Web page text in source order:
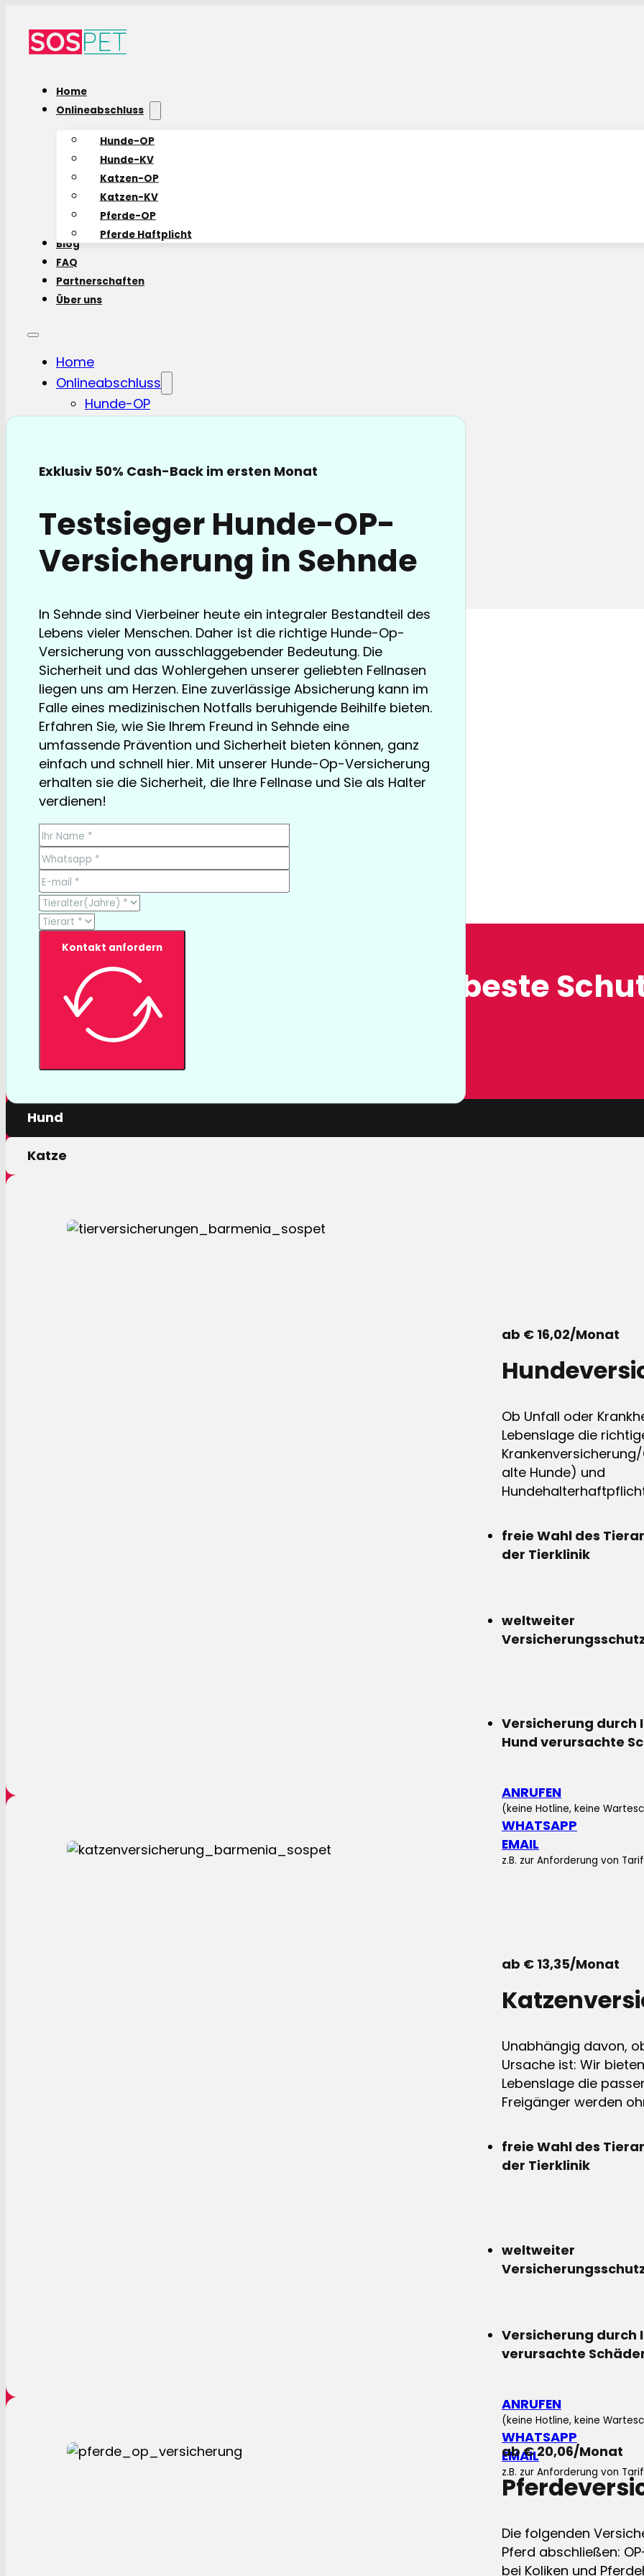
Home
Onlineabschluss
Hunde-OP
Hunde-KV
Katzen-OP
Katzen-KV
Pferde-OP
Pferde Haftplicht
Blog
FAQ
Partnerschaften
Über uns
Home
Onlineabschluss
Hunde-OP
Pferde-OP
Blog
FAQ
Partnerschaften
Über uns
Exklusiv 50% Cash-Back im ersten Monat
Testsieger Hunde-OP-
Versicherung in Sehnde
In Sehnde sind Vierbeiner heute ein integraler Bestandteil des
Lebens vieler Menschen. Daher ist die richtige Hunde-Op-
Versicherung von ausschlaggebender Bedeutung. Die
Sicherheit und das Wohlergehen unserer geliebten Fellnasen
liegen uns am Herzen. Eine zuverlässige Absicherung kann im
Falle eines medizinischen Notfalls beruhigende Beihilfe bieten.
Erfahren Sie, wie Sie Ihrem Freund in Sehnde eine
umfassende Prävention und Sicherheit bieten können, ganz
einfach und schnell hier. Mit unserer Hunde-Op-Versicherung
erhalten sie die Sicherheit, die Ihre Fellnase und Sie als Halter
verdienen!
Kontakt anfordern
TESTSIEGER bereits ab € 13,35/Monat
Tierversicherung, der beste
Mit einer Tierversicherung der Barmenia profitieren sie nicht
persönlichen Motivation.
Hund
Katze
ab € 16,02/Monat
Ob Unfall oder
Lebenslage die
alte Hunde) und
freie Wahl des
der Tierklinik
weltweiter
Versicherung durch
Hund verursachte
ANRUFEN
(keine Hotline, keine
WHATSAPP
EMAIL
z.B. zur Anforderung von
ab € 13,35/Monat
Unabhängig davon,
Ursache ist: Wir
Lebenslage die
Freigänger werden
freie Wahl des
der Tierklinik
weltweiter
Versicherung durch
verursachte
ANRUFEN
(keine Hotline, keine
WHATSAPP
EMAIL
z.B. zur Anforderung von
ab € 20,06/Monat
Die folgenden
Pferd abschließen:
bei Koliken und